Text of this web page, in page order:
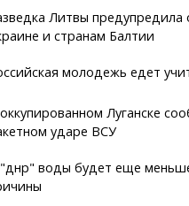
Литвы предупредила
и странам Балтии
молодежь едет
Луганске
ударе ВСУ
воды будет еще